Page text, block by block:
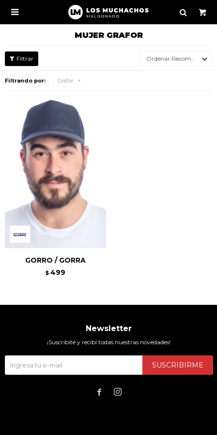

MUJER GRAFOR
Recomendados
Filtrando por: Grafor
GORRO / GORRA
$ 499
Newsletter
¡Suscribite y recibí todas nuestras novedades!
SUSCRIBIRME
 